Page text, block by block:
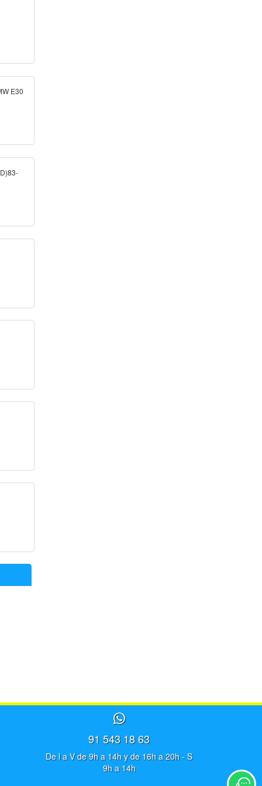
E30
91 543 18 63
De l a V de 9h a 14h y de 16h a 20h - S
9h a 14h